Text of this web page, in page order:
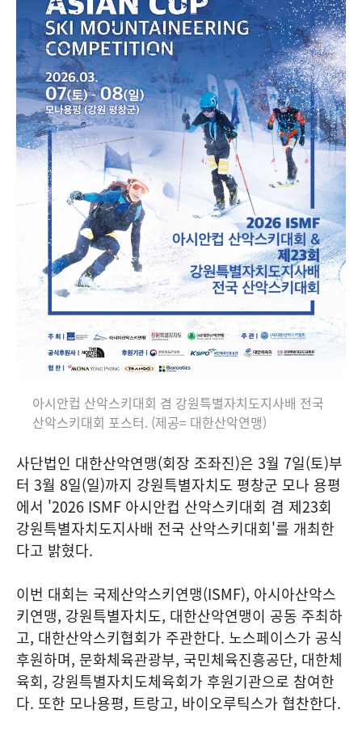
아시안컵 산악스키대회 겸 강원특별자치도지사배 전국
산악스키대회 포스터. (제공= 대한산악연맹)
사단법인 대한산악연맹(회장 조좌진)은 3월 7일(토)부
터 3월 8일(일)까지 강원특별자치도 평창군 모나 용평
에서 '2026 ISMF 아시안컵 산악스키대회 겸 제23회
강원특별자치도지사배 전국 산악스키대회'를 개최한
다고 밝혔다.
이번 대회는 국제산악스키연맹(ISMF), 아시아산악스
키연맹, 강원특별자치도, 대한산악연맹이 공동 주최하
고, 대한산악스키협회가 주관한다. 노스페이스가 공식
후원하며, 문화체육관광부, 국민체육진흥공단, 대한체
육회, 강원특별자치도체육회가 후원기관으로 참여한
다. 또한 모나용평, 트랑고, 바이오루틱스가 협찬한다.